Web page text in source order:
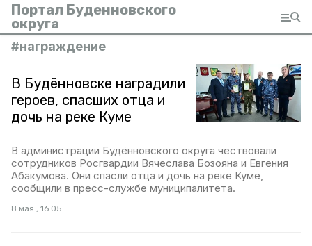
Портал Буденновского
округа
#награждение
В Будённовске наградили
героев, спасших отца и
дочь на реке Куме
В администрации Будённовского округа чествовали
сотрудников Росгвардии Вячеслава Бозояна и Евгения
Абакумова. Они спасли отца и дочь на реке Куме,
сообщили в пресс-службе муниципалитета.
8 мая , 16:05